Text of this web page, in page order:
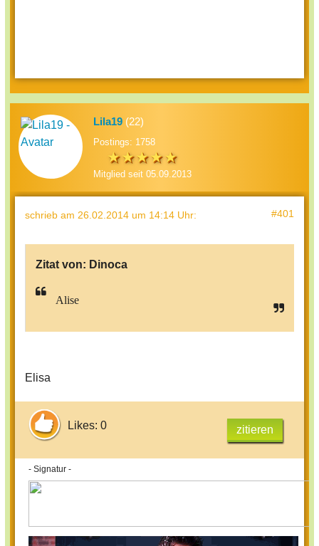
Lila19 (22)
Postings: 1758
Mitglied seit 05.09.2013
schrieb am 26.02.2014 um 14:14 Uhr: #401
Zitat von: Dinoca
Alise
Elisa
Likes: 0 zitieren
- Signatur -